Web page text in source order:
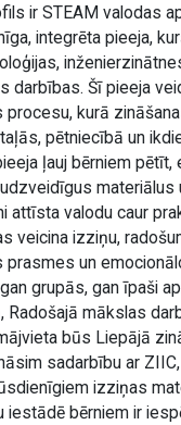
ir STEAM valodas
integrēta pieeja,
darbības. Šī pieeja
kurā
pētniecībā un
ļauj bērniem pētīt,
materiālus
attīsta valodu caur
veicina izziņu,
prasmes un
grupās, gan īpaši
Radošajā mākslas
būs Liepājā
sadarbību ar
izziņas
iestādē bērniem ir